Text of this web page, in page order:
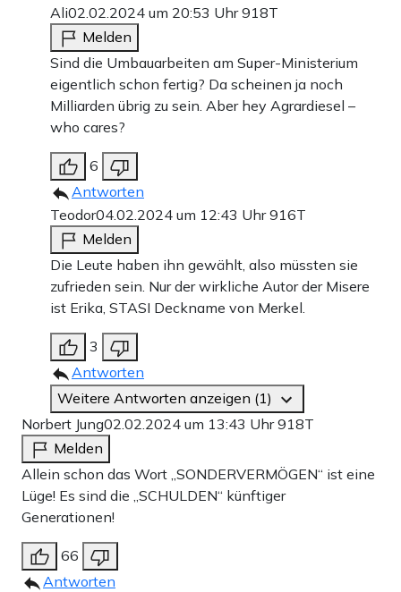
Ali02.02.2024 um 20:53 Uhr918T
Melden
Sind die Umbauarbeiten am Super-Ministerium
eigentlich schon fertig? Da scheinen ja noch
Milliarden übrig zu sein. Aber hey Agrardiesel –
who cares?
6
Antworten
Teodor04.02.2024 um 12:43 Uhr916T
Melden
Die Leute haben ihn gewählt, also müssten sie
zufrieden sein. Nur der wirkliche Autor der Misere
ist Erika, STASI Deckname von Merkel.
3
Antworten
Weitere Antworten anzeigen (1)
Norbert Jung02.02.2024 um 13:43 Uhr918T
Melden
Allein schon das Wort „SONDERVERMÖGEN“ ist eine
Lüge! Es sind die „SCHULDEN“ künftiger
Generationen!
66
Antworten